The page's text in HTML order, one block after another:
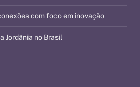
com foco em inovação
Jordânia no Brasil